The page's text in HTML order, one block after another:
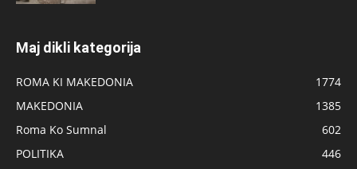
Maj dikli kategorija
ROMA KI MAKEDONIA
1774
MAKEDONIA
1385
Roma Ko Sumnal
602
POLITIKA
446